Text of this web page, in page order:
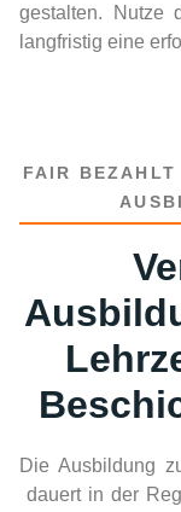
gestalten. Nutze
langfristig eine
FAIR
Die Ausbildung
dauert in der